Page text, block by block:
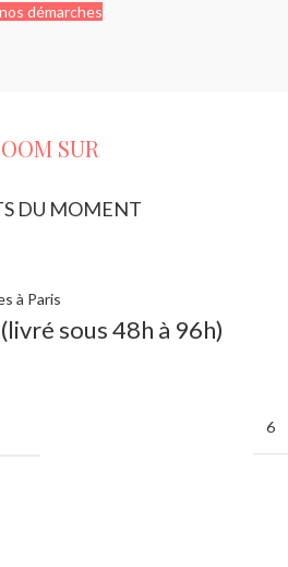
démarches
SUR
DU MOMENT
sous 48h à 96h)
6